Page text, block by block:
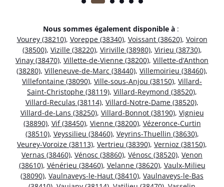
Nous sommes également disponible à :
Vourey (38210), Voreppe (38340), Voissant (38620), Voiron
(38500), Vizille (38220), Viriville (38980), Virieu (38730),
Vinay (38470), Villette-de-Vienne (38200), Villette-d’Anthon
(38280), Villeneuve-de-Marc (38440), Villemoirieu (38460),
Villefontaine (38090), Ville-sous-Anjou (38150), Villard-
Saint-Christophe (38119), Villard-Reymond (38520),
Villard-Reculas (38114), Villard-Notre-Dame (38520),
Villard-de-Lans (38250), Villard-Bonnot (38190), Vignieu
(38890), Vif (38450), Vienne (38200), Vézeronce-Curtin
(38510), Veyssilieu (38460), Veyrins-Thuellin (38630),
Veurey-Voroize (38113), Vertrieu (38390), Vernioz (38150),
Vernas (38460), Vénosc (38860), Vénosc (38520), Venon
(38610), Vénérieu (38460), Velanne (38620), Vaulx-Milieu
(38090), Vaulnaveys-le-Haut (38410), Vaulnaveys-le-Bas